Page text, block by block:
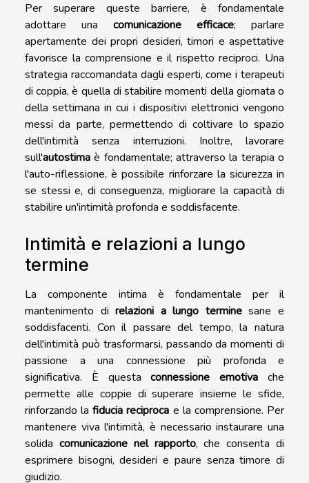
Per superare queste barriere, è fondamentale
adottare una comunicazione efficace; parlare
apertamente dei propri desideri, timori e aspettative
favorisce la comprensione e il rispetto reciproci. Una
strategia raccomandata dagli esperti, come i terapeuti
di coppia, è quella di stabilire momenti della giornata o
della settimana in cui i dispositivi elettronici vengono
messi da parte, permettendo di coltivare lo spazio
dell'intimità senza interruzioni. Inoltre, lavorare
sull'autostima è fondamentale; attraverso la terapia o
l'auto-riflessione, è possibile rinforzare la sicurezza in
se stessi e, di conseguenza, migliorare la capacità di
stabilire un'intimità profonda e soddisfacente.
Intimità e relazioni a lungo
termine
La componente intima è fondamentale per il
mantenimento direlazioni a lungo terminesane e
soddisfacenti. Con il passare del tempo, la natura
dell'intimità può trasformarsi, passando da momenti di
passione a una connessione più profonda e
significativa. È questaconnessione emotiva che
permette alle coppie di superare insieme le sfide,
rinforzando lafiducia reciproca e la comprensione. Per
mantenere viva l'intimità, è necessario instaurare una
solida comunicazione nel rapporto, che consenta di
esprimere bisogni, desideri e paure senza timore di
giudizio.